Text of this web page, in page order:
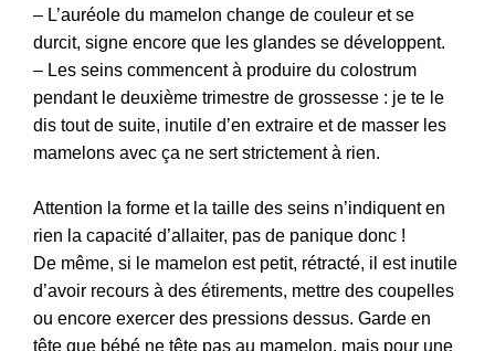
– L’auréole du mamelon change de couleur et se
durcit, signe encore que les glandes se développent.
– Les seins commencent à produire du colostrum
pendant le deuxième trimestre de grossesse : je te le
dis tout de suite, inutile d’en extraire et de masser les
mamelons avec ça ne sert strictement à rien.
Attention la forme et la taille des seins n’indiquent en
rien la capacité d’allaiter, pas de panique donc !
De même, si le mamelon est petit, rétracté, il est inutile
d’avoir recours à des étirements, mettre des coupelles
ou encore exercer des pressions dessus. Garde en
tête que bébé ne tête pas au mamelon, mais pour une